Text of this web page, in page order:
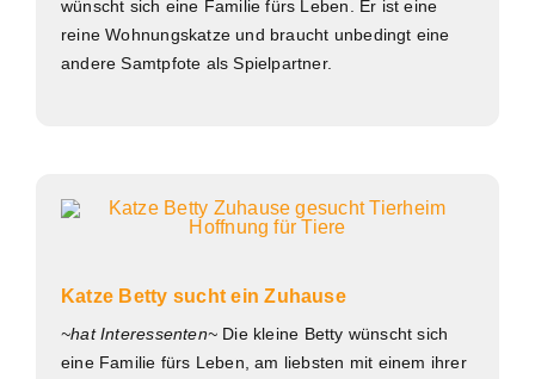
wünscht sich eine Familie fürs Leben. Er ist eine
reine Wohnungskatze und braucht unbedingt eine
andere Samtpfote als Spielpartner.
Katze Betty sucht ein Zuhause
~hat Interessenten~Die kleine Betty wünscht sich
eine Familie fürs Leben, am liebsten mit einem ihrer